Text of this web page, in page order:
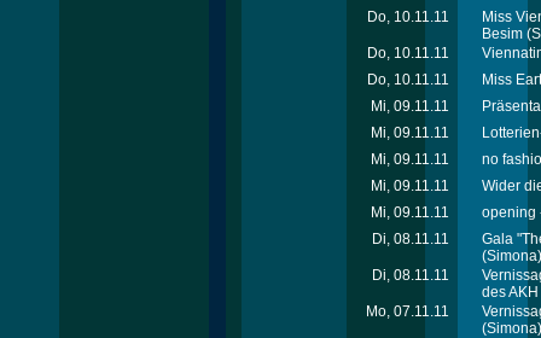
Do, 10.11.11
Miss
Besim
Do, 10.11.11
Do, 10.11.11
Miss
Mi, 09.11.11
Mi, 09.11.11
Mi, 09.11.11
no
Mi, 09.11.11
Wider
Mi, 09.11.11
opening
Di, 08.11.11
Gala
(Simona)
Di, 08.11.11
des AKH
Mo, 07.11.11
(Simona)